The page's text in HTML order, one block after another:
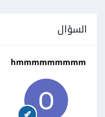
السؤال
hmmmmmmmmm